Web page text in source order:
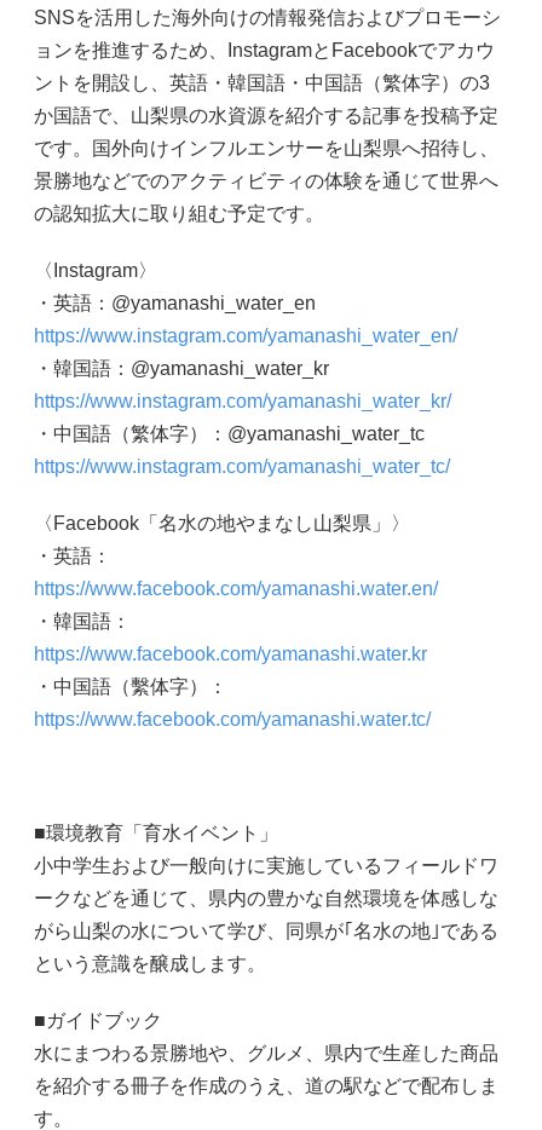
SNSを活用した海外向けの情報発信およびプロモーシ
ョンを推進するため、InstagramとFacebookでアカウ
ントを開設し、英語・韓国語・中国語（繁体字）の3
か国語で、山梨県の水資源を紹介する記事を投稿予定
です。国外向けインフルエンサーを山梨県へ招待し、
景勝地などでのアクティビティの体験を通じて世界へ
の認知拡大に取り組む予定です。
〈Instagram〉
・英語：@yamanashi_water_en
https://www.instagram.com/yamanashi_water_en/
・韓国語：@yamanashi_water_kr
https://www.instagram.com/yamanashi_water_kr/
・中国語（繁体字）：@yamanashi_water_tc
https://www.instagram.com/yamanashi_water_tc/
〈Facebook「名水の地やまなし山梨県」〉
・英語：
https://www.facebook.com/yamanashi.water.en/
・韓国語：
https://www.facebook.com/yamanashi.water.kr
・中国語（繫体字）：
https://www.facebook.com/yamanashi.water.tc/
■環境教育「育水イベント」
小中学生および一般向けに実施しているフィールドワ
ークなどを通じて、県内の豊かな自然環境を体感しな
がら山梨の水について学び、同県が｢名水の地｣である
という意識を醸成します。
■ガイドブック
水にまつわる景勝地や、グルメ、県内で生産した商品
を紹介する冊子を作成のうえ、道の駅などで配布しま
す。